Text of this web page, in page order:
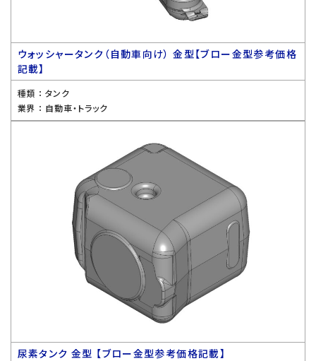
ウォッシャータンク（自動車向け） 金型【ブロー金型参考価格
記載】
種類 ： タンク
業界 ： 自動車・トラック
尿素タンク 金型 【ブロー金型参考価格記載】